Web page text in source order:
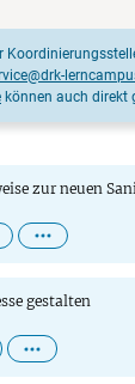
können auch direkt
zur neuen
gestalten